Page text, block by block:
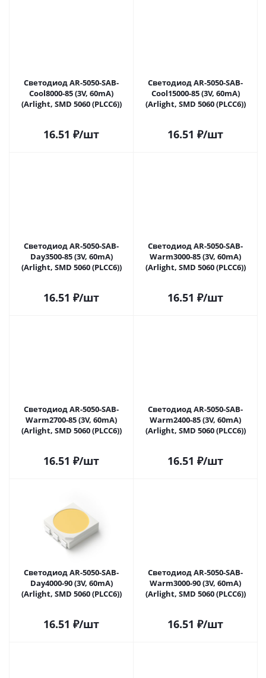
Светодиод AR-5050-SAB-
Cool8000-85 (3V, 60mA)
(Arlight, SMD 5060 (PLCC6))
16.51 ₽/шт
Светодиод AR-5050-SAB-
Cool15000-85 (3V, 60mA)
(Arlight, SMD 5060 (PLCC6))
16.51 ₽/шт
Светодиод AR-5050-SAB-
Day3500-85 (3V, 60mA)
(Arlight, SMD 5060 (PLCC6))
16.51 ₽/шт
Светодиод AR-5050-SAB-
Warm3000-85 (3V, 60mA)
(Arlight, SMD 5060 (PLCC6))
16.51 ₽/шт
Светодиод AR-5050-SAB-
Warm2700-85 (3V, 60mA)
(Arlight, SMD 5060 (PLCC6))
16.51 ₽/шт
Светодиод AR-5050-SAB-
Warm2400-85 (3V, 60mA)
(Arlight, SMD 5060 (PLCC6))
16.51 ₽/шт
Светодиод AR-5050-SAB-
Day4000-90 (3V, 60mA)
(Arlight, SMD 5060 (PLCC6))
16.51 ₽/шт
Светодиод AR-5050-SAB-
Warm3000-90 (3V, 60mA)
(Arlight, SMD 5060 (PLCC6))
16.51 ₽/шт